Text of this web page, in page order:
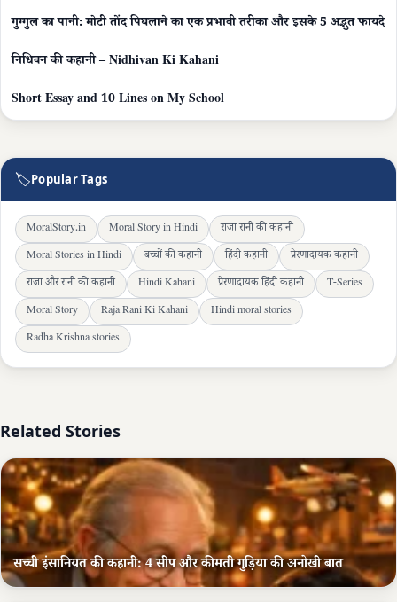
गुग्गुल का पानी: मोटी तोंद पिघलाने का एक प्रभावी तरीका और इसके 5 अद्भुत फायदे
निधिवन की कहानी – Nidhivan Ki Kahani
Short Essay and 10 Lines on My School
🏷Popular Tags
MoralStory.in Moral Story in Hindi
राजा रानी की कहानी
Moral Stories in Hindi
बच्चों की कहानी हिंदी कहानी
प्रेरणादायक कहानी
राजा और रानी की कहानी
Hindi Kahani प्रेरणादायक हिंदी कहानी
T-Series
Moral Story
Raja Rani Ki Kahani
Hindi moral stories
Radha Krishna stories
Related Stories
सच्ची इंसानियत की कहानी: 4 सीप और कीमती गुड़िया की अनोखी बात